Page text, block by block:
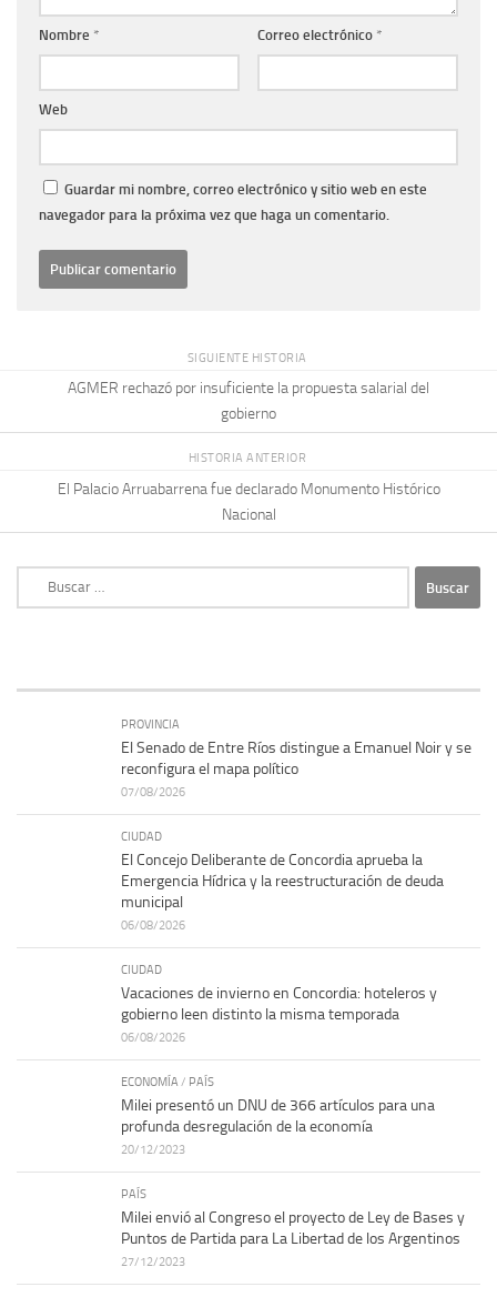
Nombre * Correo electrónico *
Web
Guardar mi nombre, correo electrónico y sitio web en este
navegador para la próxima vez que haga un comentario.
SIGUIENTE HISTORIA
AGMER rechazó por insuficiente la propuesta salarial del
gobierno
HISTORIA ANTERIOR
El Palacio Arruabarrena fue declarado Monumento Histórico
Nacional
PROVINCIA
El Senado de Entre Ríos distingue a Emanuel Noir y se
reconfigura el mapa político
07/08/2026
CIUDAD
El Concejo Deliberante de Concordia aprueba la
Emergencia Hídrica y la reestructuración de deuda
municipal
06/08/2026
CIUDAD
Vacaciones de invierno en Concordia: hoteleros y
gobierno leen distinto la misma temporada
06/08/2026
ECONOMÍA / PAÍS
Milei presentó un DNU de 366 artículos para una
profunda desregulación de la economía
20/12/2023
PAÍS
Milei envió al Congreso el proyecto de Ley de Bases y
Puntos de Partida para La Libertad de los Argentinos
27/12/2023